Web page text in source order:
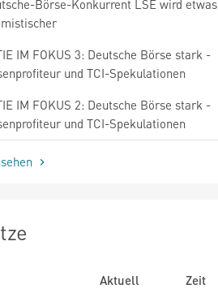
Börse-Konkurrent LSE wird etwas
IM FOKUS 3: Deutsche Börse stark -
und TCI-Spekulationen
IM FOKUS 2: Deutsche Börse stark -
und TCI-Spekulationen
Aktuell Zeit